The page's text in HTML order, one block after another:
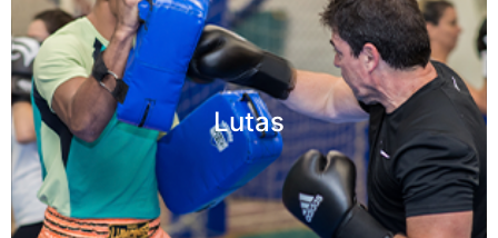
Lutas